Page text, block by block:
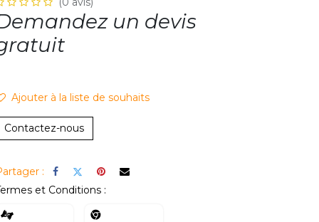
un devis
Ajouter à la li​ste de souhaits
Contactez-nous
:
et Conditions :